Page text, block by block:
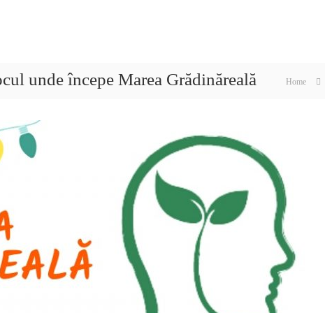
unde începe Marea Grădinăreală Home